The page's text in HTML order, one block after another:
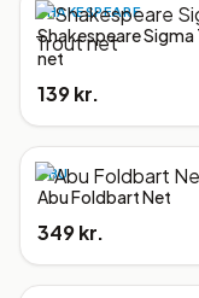
SHAKESPEARE
Shakespeare Sigma
net
139 kr.
ABU
Abu Foldbart Net
349 kr.